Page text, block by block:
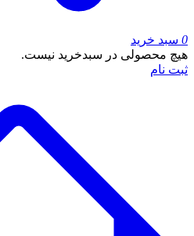
0 سبد خرید
هیچ محصولی در سبدخرید نیست.
ثبت نام